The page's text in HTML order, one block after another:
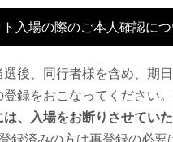
入場の際のご本人確認につ
選後、同行者様を含め、期
録をおこなってください。
、入場をお断りさせていた
録済みの方は再登録の必要